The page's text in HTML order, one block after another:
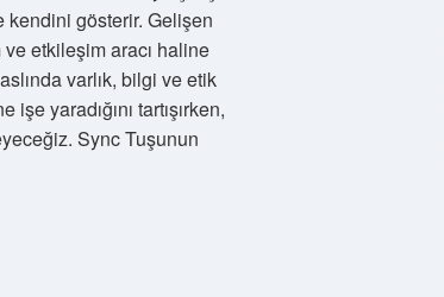
kendini gösterir. Gelişen
etkileşim aracı haline
varlık, bilgi ve etik
yaradığını tartışırken,
Sync Tuşunun